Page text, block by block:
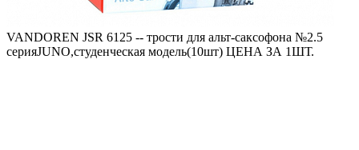
VANDOREN JSR 6125 -- трости для альт-саксофона №2.5
серияJUNO,студенческая модель(10шт) ЦЕНА ЗА 1ШТ.